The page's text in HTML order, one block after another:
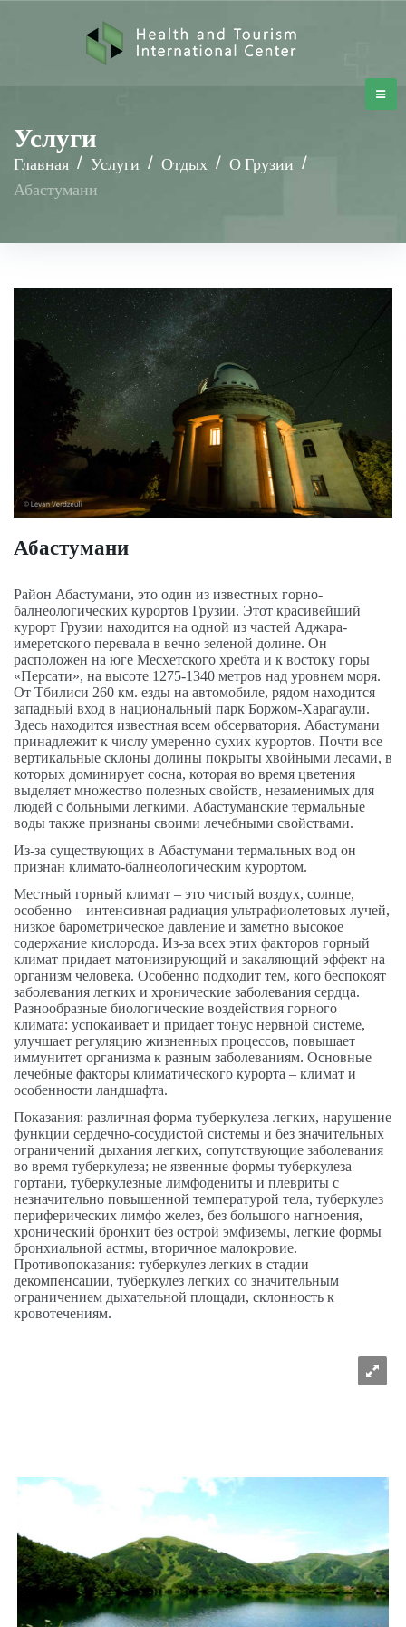
Услуги
Главная / Услуги / Отдых / О Грузии /
Абастумани
Абастумани
Район Абастумани, это один из известных горно-
балнеологических курортов Грузии. Этот красивейший
курорт Грузии находится на одной из частей Аджара-
имеретского перевала в вечно зеленой долине. Он
расположен на юге Месхетского хребта и к востоку горы
«Персати», на высоте 1275-1340 метров над уровнем моря.
От Тбилиси 260 км. езды на автомобиле, рядом находится
западный вход в национальный парк Боржом-Харагаули.
Здесь находится известная всем обсерватория. Абастумани
принадлежит к числу умеренно сухих курортов. Почти все
вертикальные склоны долины покрыты хвойными лесами, в
которых доминирует сосна, которая во время цветения
выделяет множество полезных свойств, незаменимых для
людей с больными легкими. Абастуманские термальные
воды также признаны своими лечебными свойствами.
Из-за существующих в Абастумани термальных вод он
признан климато-балнеологическим курортом.
Местный горный климат – это чистый воздух, солнце,
особенно – интенсивная радиация ультрафиолетовых лучей,
низкое барометрическое давление и заметно высокое
содержание кислорода. Из-за всех этих факторов горный
климат придает матонизирующий и закаляющий эффект на
организм человека. Особенно подходит тем, кого беспокоят
заболевания легких и хронические заболевания сердца.
Разнообразные биологические воздействия горного
климата: успокаивает и придает тонус нервной системе,
улучшает регуляцию жизненных процессов, повышает
иммунитет организма к разным заболеваниям. Основные
лечебные факторы климатического курорта – климат и
особенности ландшафта.
Показания: различная форма туберкулеза легких, нарушение
функции сердечно-сосудистой системы и без значительных
ограничений дыхания легких, сопутствующие заболевания
во время туберкулеза; не язвенные формы туберкулеза
гортани, туберкулезные лимфодениты и плевриты с
незначительно повышенной температурой тела, туберкулез
периферических лимфо желез, без большого нагноения,
хронический бронхит без острой эмфиземы, легкие формы
бронхиальной астмы, вторичное малокровие.
Противопоказания: туберкулез легких в стадии
декомпенсации, туберкулез легких со значительным
ограничением дыхательной площади, склонность к
кровотечениям.